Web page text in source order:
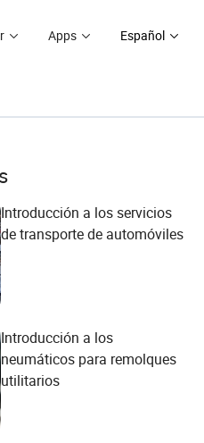
Apps Español
Introducción a los servicios
de transporte de automóviles
Introducción a los
neumáticos para remolques
utilitarios